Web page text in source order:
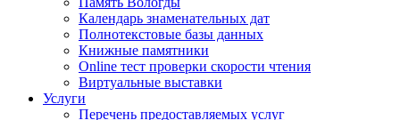
Календарь знаменательных дат
Полнотекстовые базы данных
Книжные памятники
Online тест проверки скорости чтения
Виртуальные выставки
Услуги
Перечень предоставляемых услуг